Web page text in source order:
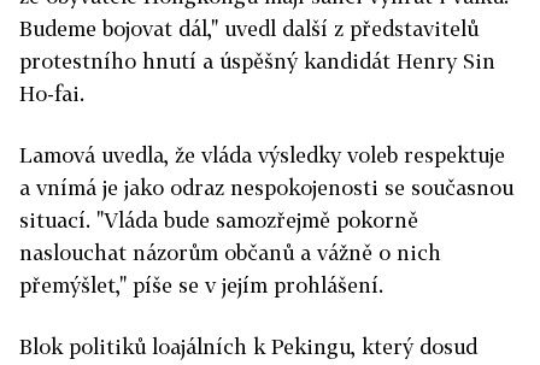
Budeme bojovat dál," uvedl další z představitelů
protestního hnutí a úspěšný kandidát Henry Sin
Ho-fai.
Lamová uvedla, že vláda výsledky voleb respektuje
a vnímá je jako odraz nespokojenosti se současnou
situací. "Vláda bude samozřejmě pokorně
naslouchat názorům občanů a vážně o nich
přemýšlet," píše se v jejím prohlášení.
Blok politiků loajálních k Pekingu, který dosud